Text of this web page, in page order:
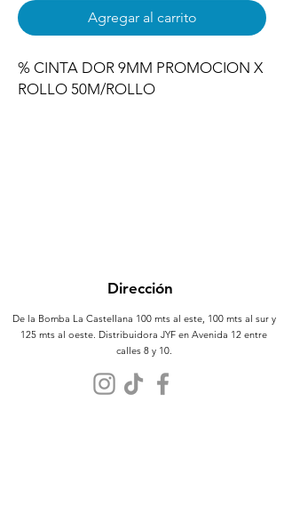
Agregar al carrito
% CINTA DOR 9MM PROMOCION X
ROLLO 50M/ROLLO
Dirección
De la Bomba La Castellana 100 mts al este, 100 mts al sur y
125 mts al oeste. Distribuidora JYF en Avenida 12 entre
calles 8 y 10.